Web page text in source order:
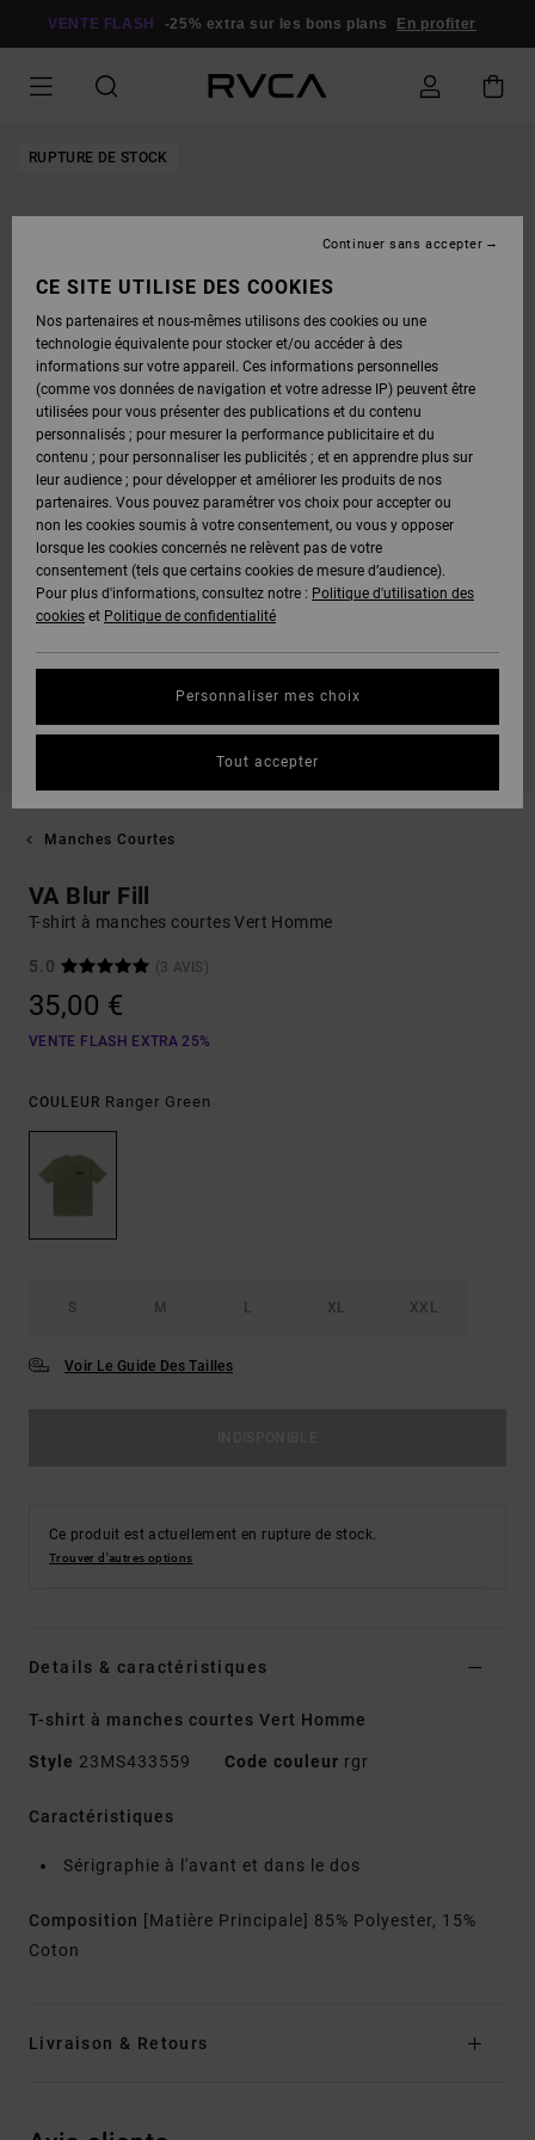
VENTE FLASH -25% extra sur les bons plans En profiter
RUPTURE DE STOCK
Manches Courtes
VA Blur Fill
T-shirt à manches courtes Vert Homme
5.0 (3 AVIS)
35,00 €
VENTE FLASH EXTRA 25%
COULEUR Ranger Green
S M L XL XXL
Voir Le Guide Des Tailles
Ce produit est actuellement en rupture de stock.
Trouver d'autres options
Details & caractéristiques
T-shirt à manches courtes Vert Homme
Style 23MS433559 Code couleur rgr
Caractéristiques
Sérigraphie à l'avant et dans le dos
Composition [Matière Principale] 85% Polyester, 15%
Coton
Livraison & Retours
CE SITE UTILISE DES COOKIES
Nos partenaires et nous-mêmes utilisons des cookies ou une
technologie équivalente pour stocker et/ou accéder à des
informations sur votre appareil. Ces informations personnelles
(comme vos données de navigation et votre adresse IP) peuvent être
utilisées pour vous présenter des publications et du contenu
personnalisés ; pour mesurer la performance publicitaire et du
contenu ; pour personnaliser les publicités ; et en apprendre plus sur
leur audience ; pour développer et améliorer les produits de nos
partenaires. Vous pouvez paramétrer vos choix pour accepter ou
non les cookies soumis à votre consentement, ou vous y opposer
lorsque les cookies concernés ne relèvent pas de votre
consentement (tels que certains cookies de mesure d’audience).
Pour plus d'informations, consultez notre : Politique d'utilisation des
cookies et Politique de confidentialité
Personnaliser mes choix
Continuer sans accepter
Tout accepter